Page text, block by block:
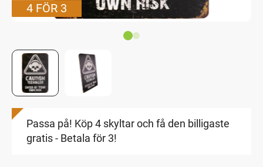
4 FÖR 3
Passa på! Köp 4 skyltar och få den billigaste
gratis - Betala för 3!